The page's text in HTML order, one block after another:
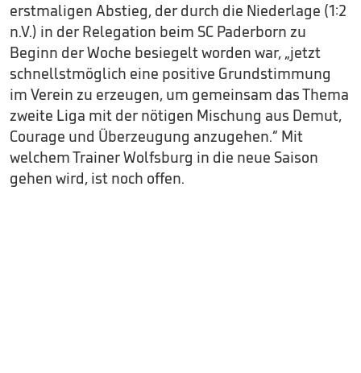
erstmaligen Abstieg, der durch die Niederlage (1:2
n.V.) in der Relegation beim SC Paderborn zu
Beginn der Woche besiegelt worden war, „jetzt
schnellstmöglich eine positive Grundstimmung
im Verein zu erzeugen, um gemeinsam das Thema
zweite Liga mit der nötigen Mischung aus Demut,
Courage und Überzeugung anzugehen.“ Mit
welchem Trainer Wolfsburg in die neue Saison
gehen wird, ist noch offen.